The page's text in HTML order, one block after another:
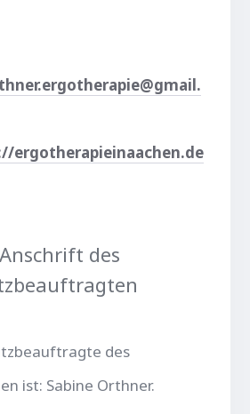
ergotherapieinaachen.de
des
des
ist: Sabine Orthner.